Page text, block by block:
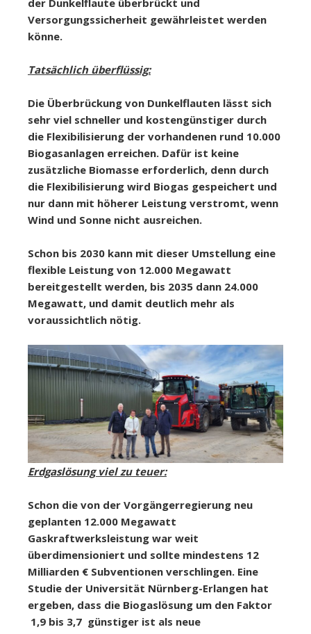
Versorgungssicherheit gewährleistet werden
könne.
Tatsächlich überflüssig:
Die Überbrückung von Dunkelflauten lässt sich
sehr viel schneller und kostengünstiger durch
die Flexibilisierung der vorhandenen rund 10.000
Biogasanlagen erreichen. Dafür ist keine
zusätzliche Biomasse erforderlich, denn durch
die Flexibilisierung wird Biogas gespeichert und
nur dann mit höherer Leistung verstromt, wenn
Wind und Sonne nicht ausreichen.
Schon bis 2030 kann mit dieser Umstellung eine
flexible Leistung von 12.000 Megawatt
bereitgestellt werden, bis 2035 dann 24.000
Megawatt, und damit deutlich mehr als
voraussichtlich nötig.
Erdgaslösung viel zu teuer:
Schon die von der Vorgängerregierung neu
geplanten 12.000 Megawatt
Gaskraftwerksleistung war weit
überdimensioniert und sollte mindestens 12
Milliarden € Subventionen verschlingen. Eine
Studie der Universität Nürnberg-Erlangen hat
ergeben, dass die Biogaslösung um den Faktor
1,9 bis 3,7 günstiger ist als neue